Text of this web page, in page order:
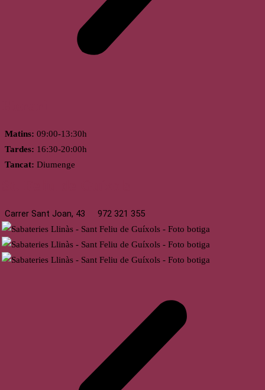
Matins: 09:00-13:30h
Tardes: 16:30-20:00h
Tancat: Diumenge
Carrer Sant Joan, 43 972 321 355